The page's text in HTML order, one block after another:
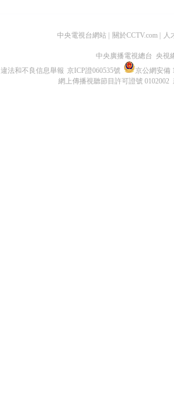
中央電視台網站 關於CCTV.com 人
中央廣播電視總台 央視
違法和不良信息舉報 京ICP證060535號
京公網安備
網上傳播視聽節目許可證號 0102002